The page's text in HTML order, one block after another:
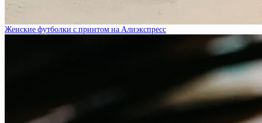
Женские футболки с принтом на Алиэкспресс